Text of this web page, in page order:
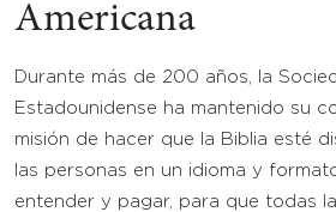
Americana
Durante más de 200 años, la
Estadounidense ha mantenido su
misión de hacer que la Biblia esté
las personas en un idioma y
entender y pagar, para que todas